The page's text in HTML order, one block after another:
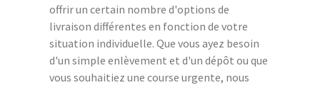
offrir un certain nombre d'options de
livraison différentes en fonction de votre
situation individuelle. Que vous ayez besoin
d'un simple enlèvement et d'un dépôt ou que
vous souhaitiez une course urgente, nous